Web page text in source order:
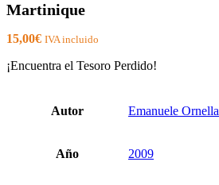
Martinique
15,00€ IVA incluido
¡Encuentra el Tesoro Perdido!
Autor Emanuele Ornella
Año 2009